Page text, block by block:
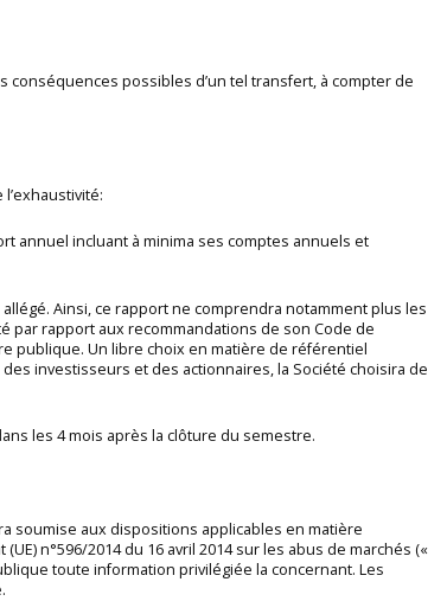
possibles d’un tel transfert, à compter de
annuel incluant à minima ses comptes annuels et
Ainsi, ce rapport ne comprendra notamment plus les
par rapport aux recommandations de son Code de
publique. Un libre choix en matière de référentiel
investisseurs et des actionnaires, la Société choisira de
les 4 mois après la clôture du semestre.
soumise aux dispositions applicables en matière
n°596/2014 du 16 avril 2014 sur les abus de marchés («
toute information privilégiée la concernant. Les